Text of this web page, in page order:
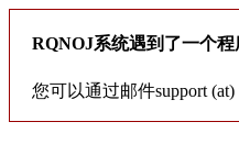
RQNOJ系统遇到了一个程
您可以通过邮件support